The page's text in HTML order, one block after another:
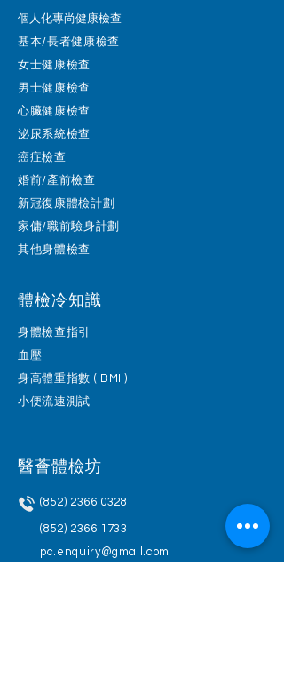
個人化專尚健康檢查
基本/長者健康檢查
女士健康檢查
男士健康檢查
心臟健康檢查
泌尿系統檢查
癌症檢查
婚前/產前檢查
新冠復康體檢計劃
家傭/職前驗身計劃
其他身體檢查
體檢冷知識
身體檢查指引
血壓
身高體重指數 ( BMI )
小便流速測試
醫薈體檢坊
(852) 2366 0328
(852) 2366 1733
pc.enquiry@gmail.com